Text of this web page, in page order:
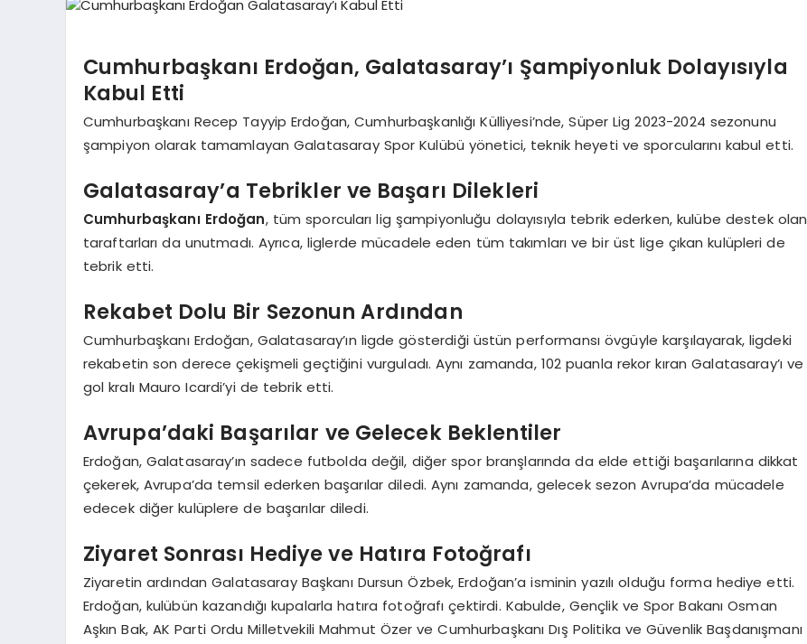
Cumhurbaşkanı Erdoğan, Galatasaray’ı Şampiyonluk Dolayısıyla
Kabul Etti
Cumhurbaşkanı Recep Tayyip Erdoğan, Cumhurbaşkanlığı Külliyesi’nde, Süper Lig 2023-2024 sezonunu
şampiyon olarak tamamlayan Galatasaray Spor Kulübü yönetici, teknik heyeti ve sporcularını kabul etti.
Galatasaray’a Tebrikler ve Başarı Dilekleri
Cumhurbaşkanı Erdoğan, tüm sporcuları lig şampiyonluğu dolayısıyla tebrik ederken, kulübe destek olan
taraftarları da unutmadı. Ayrıca, liglerde mücadele eden tüm takımları ve bir üst lige çıkan kulüpleri de
tebrik etti.
Rekabet Dolu Bir Sezonun Ardından
Cumhurbaşkanı Erdoğan, Galatasaray’ın ligde gösterdiği üstün performansı övgüyle karşılayarak, ligdeki
rekabetin son derece çekişmeli geçtiğini vurguladı. Aynı zamanda, 102 puanla rekor kıran Galatasaray’ı ve
gol kralı Mauro Icardi’yi de tebrik etti.
Avrupa’daki Başarılar ve Gelecek Beklentiler
Erdoğan, Galatasaray’ın sadece futbolda değil, diğer spor branşlarında da elde ettiği başarılarına dikkat
çekerek, Avrupa’da temsil ederken başarılar diledi. Aynı zamanda, gelecek sezon Avrupa’da mücadele
edecek diğer kulüplere de başarılar diledi.
Ziyaret Sonrası Hediye ve Hatıra Fotoğrafı
Ziyaretin ardından Galatasaray Başkanı Dursun Özbek, Erdoğan’a isminin yazılı olduğu forma hediye etti.
Erdoğan, kulübün kazandığı kupalarla hatıra fotoğrafı çektirdi. Kabulde, Gençlik ve Spor Bakanı Osman
Aşkın Bak, AK Parti Ordu Milletvekili Mahmut Özer ve Cumhurbaşkanı Dış Politika ve Güvenlik Başdanışmanı